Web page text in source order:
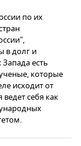
по их
в долг и
есть
которые
исходит от
себя как